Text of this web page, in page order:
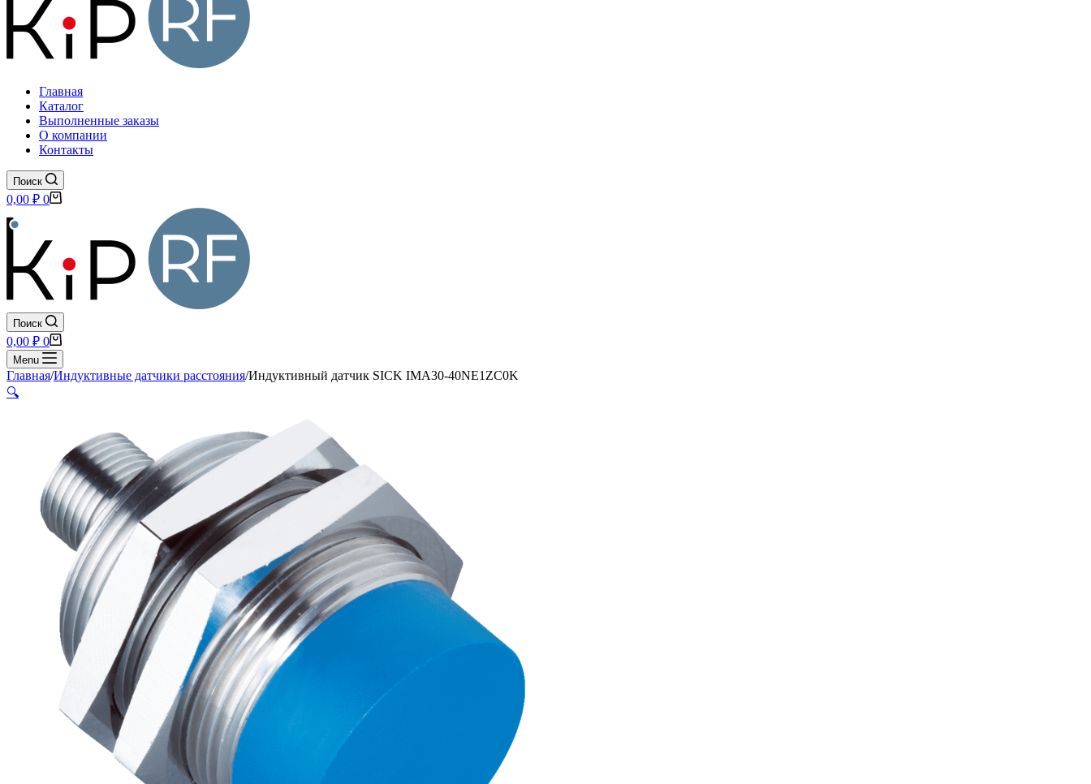
Главная
Каталог
Выполненные заказы
О компании
Контакты
Поиск
Корзина
0,00 ₽ 0
Поиск
Корзина
0,00 ₽ 0
Menu
Главная/Индуктивные датчики расстояния/Индуктивный датчик SICK IMA30-40NE1ZC0K
🔍